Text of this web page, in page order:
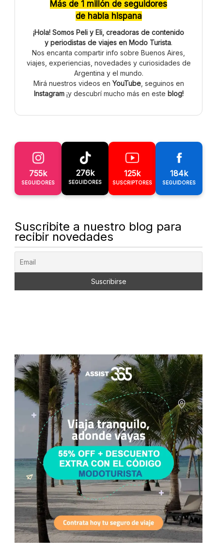
Más de 1 millón de seguidores
de habla hispana
¡Hola! Somos Peli y Eli, creadoras de contenido
y periodistas de viajes en Modo Turista.
Nos encanta compartir info sobre Buenos Aires,
viajes, experiencias, novedades y curiosidades de
Argentina y el mundo.
Mirá nuestros videos en YouTube, seguinos en
Instagram¡y descubrí mucho más en este blog!
755k
SEGUIDORES
276k
SEGUIDORES
125k
SUSCRIPTORES
184k
SEGUIDORES
Suscribite a nuestro blog para
recibir novedades